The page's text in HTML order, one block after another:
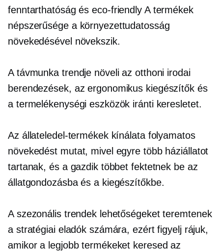
fenntarthatóság éseco-friendlyA termékek
népszerűsége a környezettudatosság
növekedésével növekszik.
A távmunka trendje növeli az otthoni irodai
berendezések, az ergonomikus kiegészítők és
a termelékenységi eszközök iránti keresletet.
Az állateledel-termékek kínálata folyamatos
növekedést mutat, mivel egyre több háziállatot
tartanak, és a gazdik többet fektetnek be az
állatgondozásba és a kiegészítőkbe.
A szezonális trendek lehetőségeket teremtenek
a stratégiai eladók számára, ezért figyelj rájuk,
amikor a legjobb termékeket keresed az